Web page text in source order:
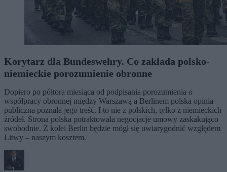
Korytarz dla Bundeswehry. Co zakłada polsko-
niemieckie porozumienie obronne
Dopiero po półtora miesiąca od podpisania porozumienia o
współpracy obronnej między Warszawą a Berlinem polska opinia
publiczna poznała jego treść. I to nie z polskich, tylko z niemieckich
źródeł. Strona polska potraktowała negocjacje umowy zaskakująco
swobodnie. Z kolei Berlin będzie mógł się uwiarygodnić względem
Litwy – naszym kosztem.